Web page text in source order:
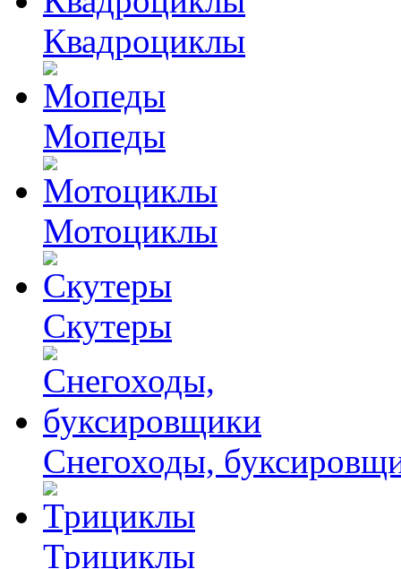
Квадроциклы
Мопеды
Мотоциклы
Скутеры
Снегоходы,
Трициклы